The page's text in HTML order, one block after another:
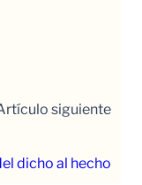
siguiente
dicho al hecho